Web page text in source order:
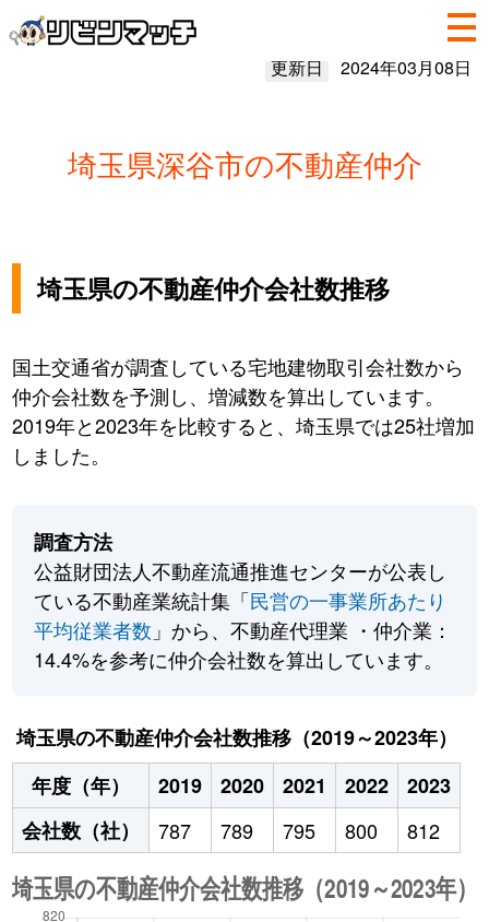
更新日 2024年03月08日
埼玉県深谷市の不動産仲介
埼玉県の不動産仲介会社数推移
国土交通省が調査している宅地建物取引会社数から
仲介会社数を予測し、増減数を算出しています。
2019年と2023年を比較すると、埼玉県では25社増加
しました。
調査方法
公益財団法人不動産流通推進センターが公表し
ている不動産業統計集「民営の一事業所あたり
平均従業者数 」から、不動産代理業 ・仲介業：
14.4%を参考に仲介会社数を算出しています。
埼玉県の不動産仲介会社数推移（2019～2023年）
年度（年）
2019 2020 2021 2022
2023
会社数（社）
787 789 795 800 812